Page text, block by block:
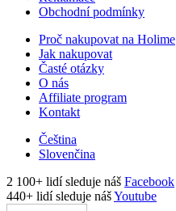
Obchodní podmínky
Proč nakupovat na Holime
Jak nakupovat
Časté otázky
O nás
Affiliate program
Kontakt
Čeština
Slovenčina
2 100+ lidí sleduje náš Facebook
440+ lidí sleduje nášYoutube